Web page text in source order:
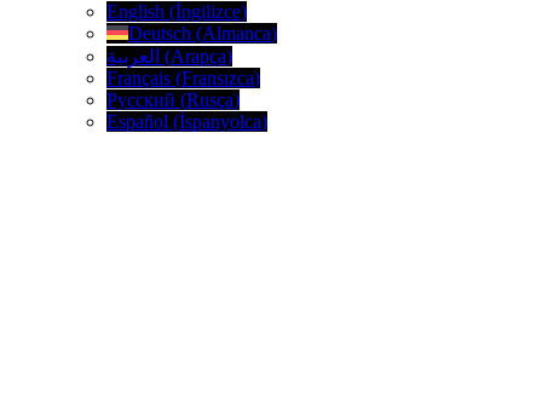
English (İngilizce)
Deutsch (Almanca)
العربية (Arapça)
Français (Fransızca)
Русский (Rusça)
Español (İspanyolca)